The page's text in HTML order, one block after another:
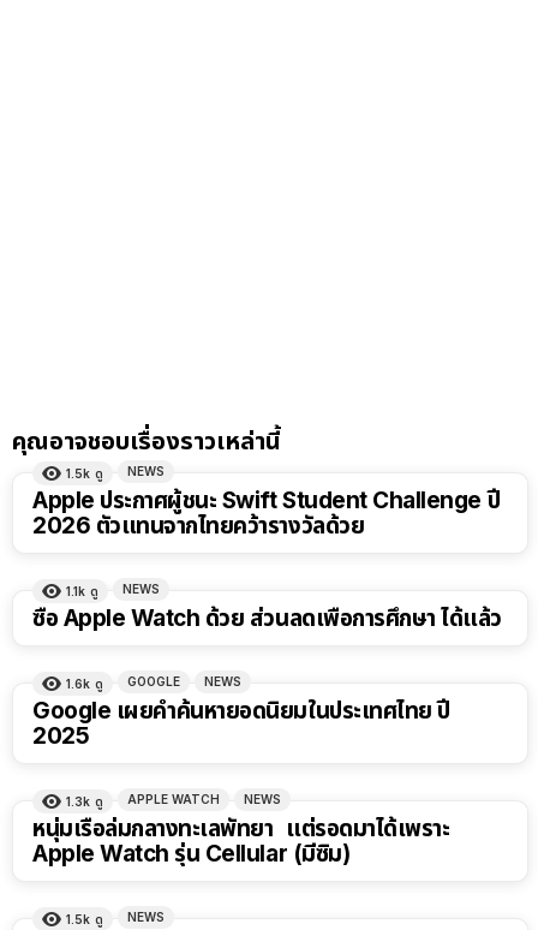
คุณอาจชอบเรื่องราวเหล่านี้
1.5k ดู NEWS
Apple ประกาศผู้ชนะ Swift Student Challenge ปี
2026 ตัวแทนจากไทยคว้ารางวัลด้วย
1.1k ดู NEWS
ซื้อ Apple Watch ด้วย ส่วนลดเพื่อการศึกษา ได้แล้ว
1.6k ดู GOOGLE NEWS
Google เผยคำค้นหายอดนิยมในประเทศไทย ปี
2025
1.3k ดู APPLE WATCH NEWS
หนุ่มเรือล่มกลางทะเลพัทยา แต่รอดมาได้เพราะ
Apple Watch รุ่น Cellular (มีซิม)
1.5k ดู NEWS